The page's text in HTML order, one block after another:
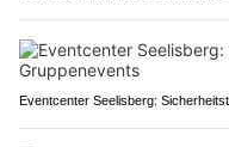
Eventcenter Seelisberg: